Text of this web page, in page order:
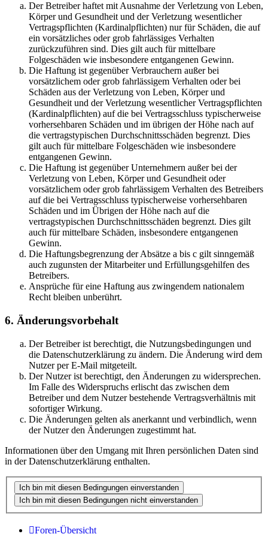
Der Betreiber haftet mit Ausnahme der Verletzung von Leben,
Körper und Gesundheit und der Verletzung wesentlicher
Vertragspflichten (Kardinalpflichten) nur für Schäden, die auf
ein vorsätzliches oder grob fahrlässiges Verhalten
zurückzuführen sind. Dies gilt auch für mittelbare
Folgeschäden wie insbesondere entgangenen Gewinn.
Die Haftung ist gegenüber Verbrauchern außer bei
vorsätzlichem oder grob fahrlässigem Verhalten oder bei
Schäden aus der Verletzung von Leben, Körper und
Gesundheit und der Verletzung wesentlicher Vertragspflichten
(Kardinalpflichten) auf die bei Vertragsschluss typischerweise
vorhersehbaren Schäden und im übrigen der Höhe nach auf
die vertragstypischen Durchschnittsschäden begrenzt. Dies
gilt auch für mittelbare Folgeschäden wie insbesondere
entgangenen Gewinn.
Die Haftung ist gegenüber Unternehmern außer bei der
Verletzung von Leben, Körper und Gesundheit oder
vorsätzlichem oder grob fahrlässigem Verhalten des Betreibers
auf die bei Vertragsschluss typischerweise vorhersehbaren
Schäden und im Übrigen der Höhe nach auf die
vertragstypischen Durchschnittsschäden begrenzt. Dies gilt
auch für mittelbare Schäden, insbesondere entgangenen
Gewinn.
Die Haftungsbegrenzung der Absätze a bis c gilt sinngemäß
auch zugunsten der Mitarbeiter und Erfüllungsgehilfen des
Betreibers.
Ansprüche für eine Haftung aus zwingendem nationalem
Recht bleiben unberührt.
6. Änderungsvorbehalt
Der Betreiber ist berechtigt, die Nutzungsbedingungen und
die Datenschutzerklärung zu ändern. Die Änderung wird dem
Nutzer per E-Mail mitgeteilt.
Der Nutzer ist berechtigt, den Änderungen zu widersprechen.
Im Falle des Widerspruchs erlischt das zwischen dem
Betreiber und dem Nutzer bestehende Vertragsverhältnis mit
sofortiger Wirkung.
Die Änderungen gelten als anerkannt und verbindlich, wenn
der Nutzer den Änderungen zugestimmt hat.
Informationen über den Umgang mit Ihren persönlichen Daten sind
in der Datenschutzerklärung enthalten.
Foren-Übersicht